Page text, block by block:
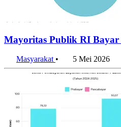
Mayoritas Publik RI Bayar
Masyarakat • 5 Mei 2026